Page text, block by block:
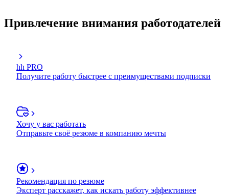
Привлечение внимания работодателей
hh PRO
Получите работу быстрее с преимуществами подписки
Хочу у вас работать
Отправьте своё резюме в компанию мечты
Рекомендация по резюме
Эксперт расскажет, как искать работу эффективнее